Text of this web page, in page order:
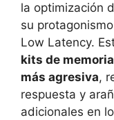
la optimización
su
Low Latency.
kits de
más agresiva,
respuesta y
adicionales en